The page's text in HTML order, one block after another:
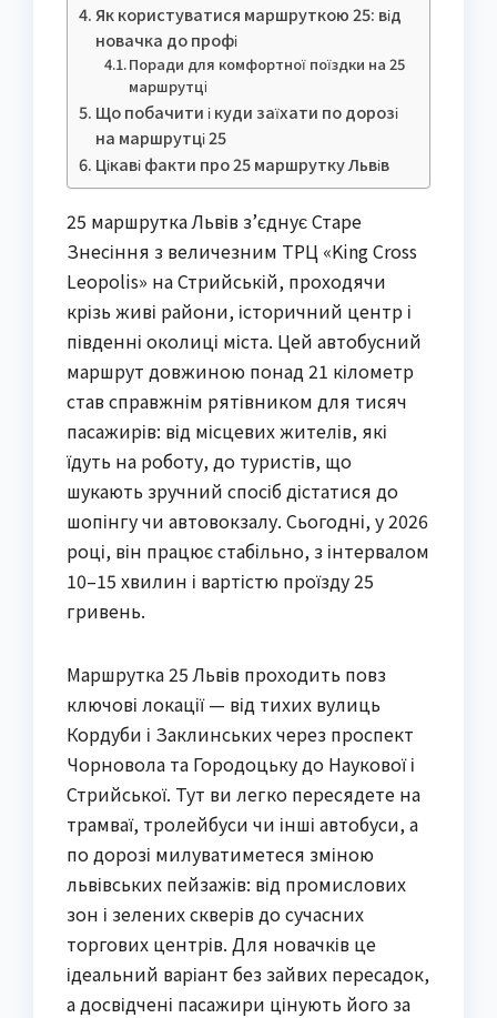
Як користуватися маршруткою 25: від
новачка до профі
Поради для комфортної поїздки на 25
маршрутці
Що побачити і куди заїхати по дорозі
на маршрутці 25
Цікаві факти про 25 маршрутку Львів
25 маршрутка Львів з’єднує Старе
Знесіння з величезним ТРЦ «King Cross
Leopolis» на Стрийській, проходячи
крізь живі райони, історичний центр і
південні околиці міста. Цей автобусний
маршрут довжиною понад 21 кілометр
став справжнім рятівником для тисяч
пасажирів: від місцевих жителів, які
їдуть на роботу, до туристів, що
шукають зручний спосіб дістатися до
шопінгу чи автовокзалу. Сьогодні, у 2026
році, він працює стабільно, з інтервалом
10–15 хвилин і вартістю проїзду 25
гривень.
Маршрутка 25 Львів проходить повз
ключові локації — від тихих вулиць
Кордуби і Заклинських через проспект
Чорновола та Городоцьку до Наукової і
Стрийської. Тут ви легко пересядете на
трамваї, тролейбуси чи інші автобуси, а
по дорозі милуватиметеся зміною
львівських пейзажів: від промислових
зон і зелених скверів до сучасних
торгових центрів. Для новачків це
ідеальний варіант без зайвих пересадок,
а досвідчені пасажири цінують його за